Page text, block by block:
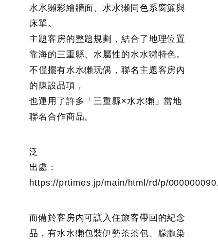
水水獺彩繪牆面、水水獺同色系窗簾與
床單。
主題客房的整題規劃，結合了地理位置
靠海的三重縣、水屬性的水水獺特色。
不僅擺有水水獺玩偶，聯名主題客房內
的陳設品項，
也運用了許多「三重縣×水水獺」當地
聯名合作商品。
泛
出處：
https://prtimes.jp/main/html/rd/p/
而備於客房內可讓入住旅客帶回的紀念
品，有水水獺包裝伊勢茶茶包、朦朧染